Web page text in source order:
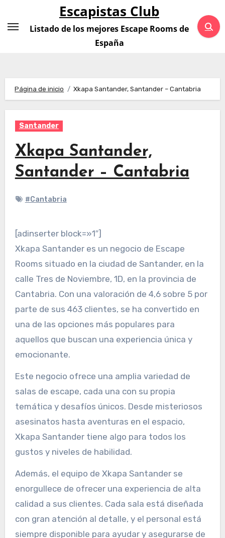
contenido
Escapistas Club
Listado de los mejores Escape Rooms de
España
Página de inicio Xkapa Santander, Santander – Cantabria
Santander
Xkapa Santander,
Santander – Cantabria
#Cantabria
[adinserter block=»1″]
Xkapa Santander es un negocio de Escape
Rooms situado en la ciudad de Santander, en la
calle Tres de Noviembre, 1D, en la provincia de
Cantabria. Con una valoración de 4,6 sobre 5 por
parte de sus 463 clientes, se ha convertido en
una de las opciones más populares para
aquellos que buscan una experiencia única y
emocionante.
Este negocio ofrece una amplia variedad de
salas de escape, cada una con su propia
temática y desafíos únicos. Desde misteriosos
asesinatos hasta aventuras en el espacio,
Xkapa Santander tiene algo para todos los
gustos y niveles de habilidad.
Además, el equipo de Xkapa Santander se
enorgullece de ofrecer una experiencia de alta
calidad a sus clientes. Cada sala está diseñada
con gran atención al detalle, y el personal está
siempre disponible para ayudar y asegurarse de